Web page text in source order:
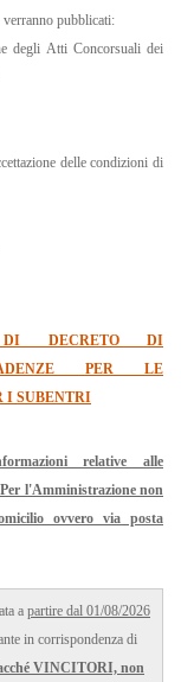
pubblicati:
degli Atti Concorsuali dei
delle condizioni di
DECRETO DI
PER LE
I SUBENTRI
relative alle
l'Amministrazione non
ovvero via posta
a partire dal 01/08/2026
in corrispondenza di
VINCITORI, non